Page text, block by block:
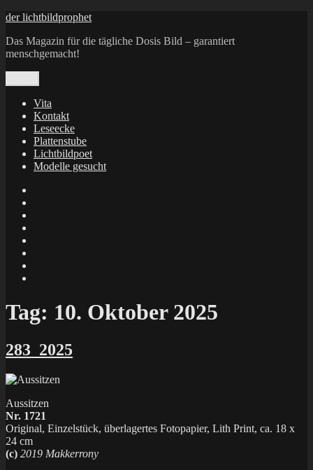
Zum
springen
der lichtbildprophet
Das Magazin für die tägliche Dosis Bild – garantiert
menschgemacht!
Vita
Kontakt
Leseecke
Plattenstube
Lichtbildpoet
Modelle gesucht
Tag: 10. Oktober 2025
283_2025
Aussitzen
Nr. 1721
Original, Einzelstück, überlagertes Fotopapier, Lith Print, ca. 18 x
24 cm
(c) 2019 Makkerrony